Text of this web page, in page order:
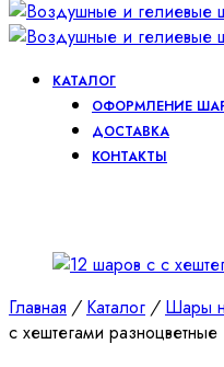
КАТАЛОГ
ОФОРМЛЕНИЕ
ДОСТАВКА
КОНТАКТЫ
Главная / Каталог / Шары
с хештегами разноцветные